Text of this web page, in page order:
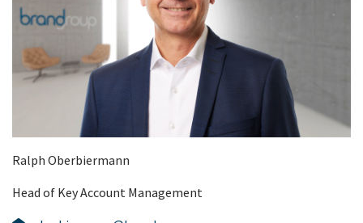
Ralph Oberbiermann
Head of Key Account Management